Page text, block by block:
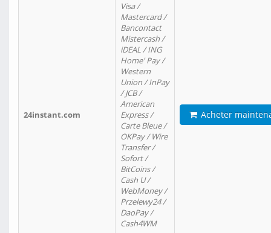
24instant.com
Visa /
Mastercard /
Bancontact
Mistercash /
iDEAL / ING
Home' Pay /
Western
Union / InPay
/ JCB /
American
Express /
Carte Bleue /
OKPay / Wire
Transfer /
Sofort /
BitCoins /
Cash U /
WebMoney /
Przelewy24 /
DaoPay /
Cash4WM
Acheter